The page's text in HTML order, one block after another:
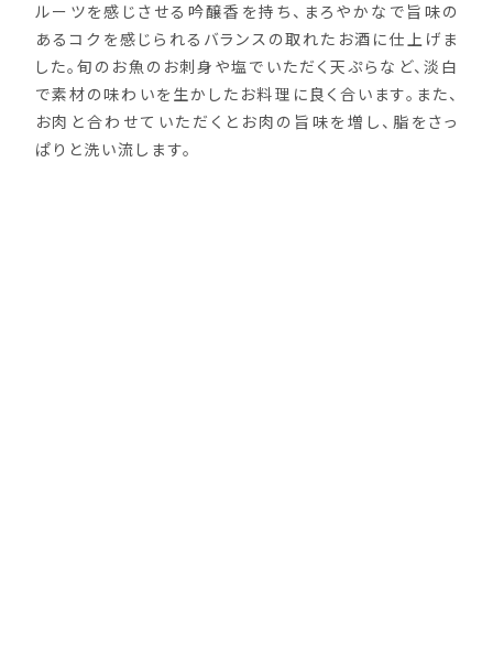
ルーツを感じさせる吟醸香を持ち、まろやかなで旨味の
あるコクを感じられるバランスの取れたお酒に仕上げま
した。旬のお魚のお刺身や塩でいただく天ぷらなど、淡白
で素材の味わいを生かしたお料理に良く合います。また、
お肉と合わせていただくとお肉の旨味を増し、脂をさっ
ぱりと洗い流します。